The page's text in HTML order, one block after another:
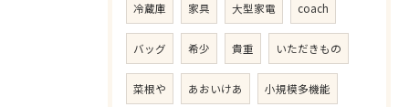
冷蔵庫 家具 大型家電 coach
バッグ 希少 貴重 いただきもの
菜根や あおいけあ 小規模多機能